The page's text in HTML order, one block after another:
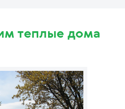
теплые дома